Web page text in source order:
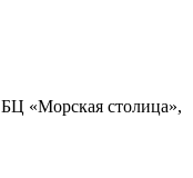
«Морская столица»,